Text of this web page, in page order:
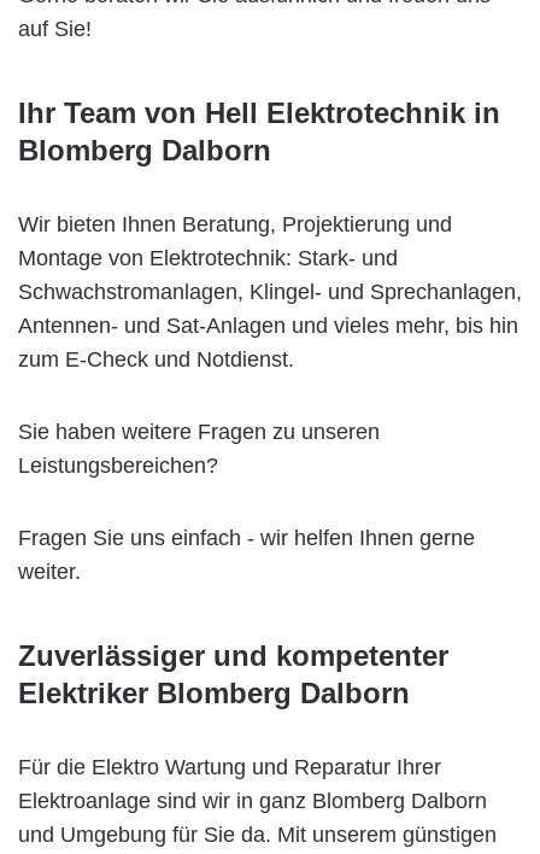
auf Sie!
Ihr Team von Hell Elektrotechnik in
Blomberg Dalborn
Wir bieten Ihnen Beratung, Projektierung und
Montage von Elektrotechnik: Stark- und
Schwachstromanlagen, Klingel- und Sprechanlagen,
Antennen- und Sat-Anlagen und vieles mehr, bis hin
zum E-Check und Notdienst.
Sie haben weitere Fragen zu unseren
Leistungsbereichen?
Fragen Sie uns einfach - wir helfen Ihnen gerne
weiter.
Zuverlässiger und kompetenter
Elektriker Blomberg Dalborn
Für die Elektro Wartung und Reparatur Ihrer
Elektroanlage sind wir in ganz Blomberg Dalborn
und Umgebung für Sie da. Mit unserem günstigen